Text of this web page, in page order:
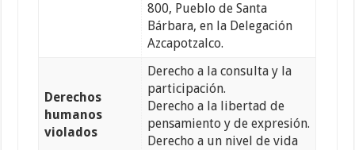
800, Pueblo de Santa
Bárbara, en la Delegación
Azcapotzalco.
Derechos
humanos
violados
Derecho a la consulta y la
participación.
Derecho a la libertad de
pensamiento y de expresión.
Derecho a un nivel de vida